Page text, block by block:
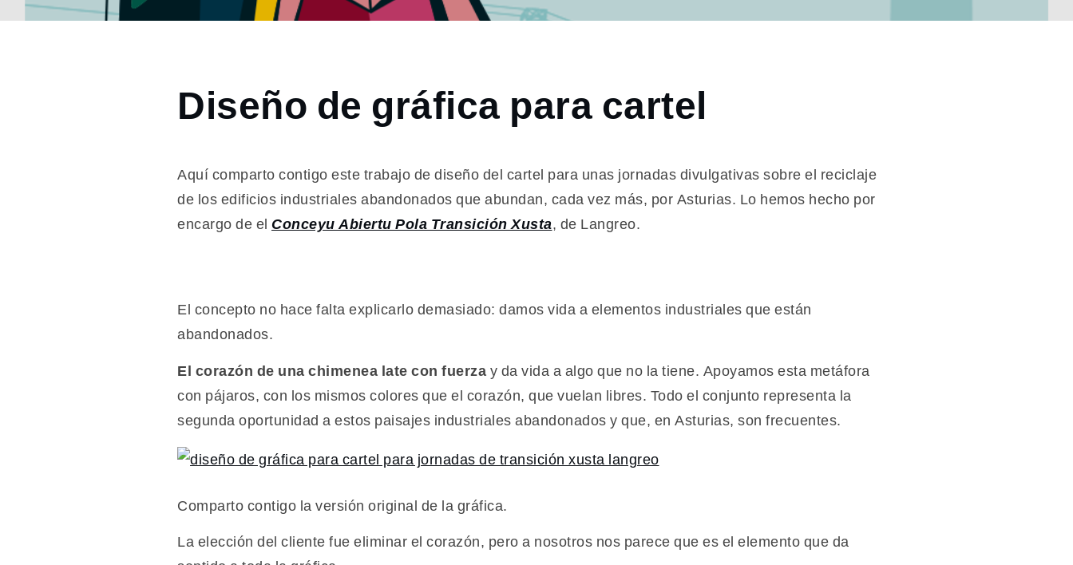
Home
2024
Diseño
gráfica
para
Diseño de gráfica para cartel
Aquí comparto contigo este trabajo de diseño del cartel para unas jornadas divulgativas sobre el reciclaje
de los edificios industriales abandonados que abundan, cada vez más, por Asturias. Lo hemos hecho por
encargo de el Conceyu Abiertu Pola Transición Xusta, de Langreo.
El concepto no hace falta explicarlo demasiado: damos vida a elementos industriales que están
abandonados.
El corazón de una chimenea late con fuerza y da vida a algo que no la tiene. Apoyamos esta metáfora
con pájaros, con los mismos colores que el corazón, que vuelan libres. Todo el conjunto representa la
segunda oportunidad a estos paisajes industriales abandonados y que, en Asturias, son frecuentes.
Comparto contigo la versión original de la gráfica.
La elección del cliente fue eliminar el corazón, pero a nosotros nos parece que es el elemento que da